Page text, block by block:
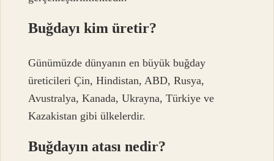
Buğdayı kim üretir?
Günümüzde dünyanın en büyük buğday
üreticileri Çin, Hindistan, ABD, Rusya,
Avustralya, Kanada, Ukrayna, Türkiye ve
Kazakistan gibi ülkelerdir.
Buğdayın atası nedir?